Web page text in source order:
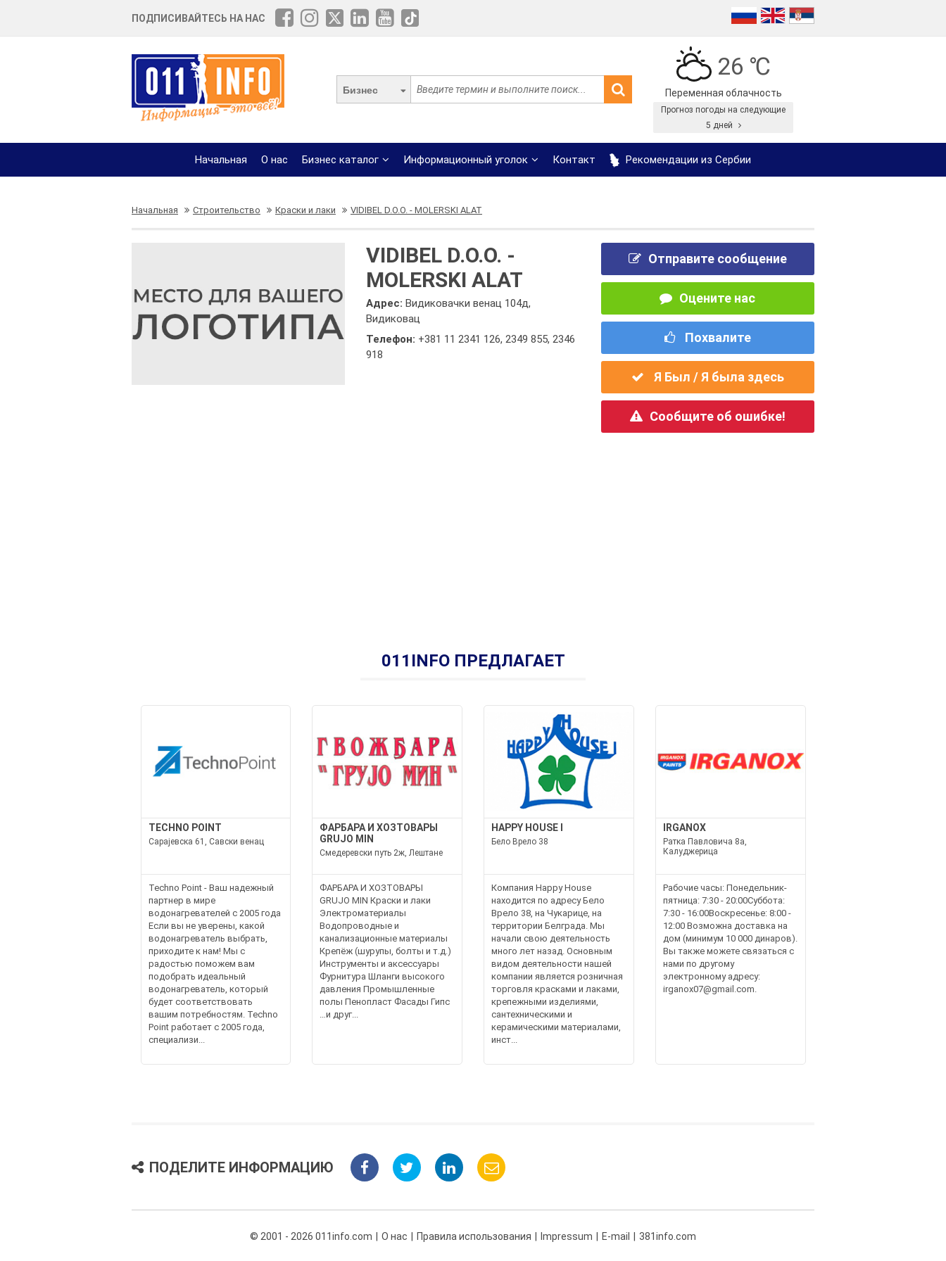
ПОДПИСИВАЙТЕСЬ НА НАС
Бизнес
26 ℃
Переменная облачность
Прогноз погоды на следующие
5 дней
Начальная О нас Бизнес каталог Информационный уголок Контакт Рекомендации из Сербии
Начальная Строительство Краски и лаки VIDIBEL D.O.O. - MOLERSKI ALAT
VIDIBEL D.O.O. -
MOLERSKI ALAT
Адрес:Видиковачки венац 104д,
Видиковац
Телефон: +381 11 2341 126,2349 855,2346
918
Отправите сообщение
Оцените нас
Похвалите
Я Был / Я была здесь
Сообщите об ошибке!
011INFO ПРЕДЛАГАЕТ
TECHNO POINT
Сарајевска 61, Савски венац
Techno Point - Ваш надежный
партнер в мире
водонагревателей с 2005 года
Если вы не уверены, какой
водонагреватель выбрать,
приходите к нам! Мы с
радостью поможем вам
подобрать идеальный
водонагреватель, который
будет соответствовать
вашим потребностям. Techno
Point работает с 2005 года,
специализи...
ФАРБАРА И ХОЗТОВАРЫ
GRUJO MIN
Смедеревски путь 2ж, Лештане
ФАРБАРА И ХОЗТОВАРЫ
GRUJO MIN Краски и лаки
Электроматериалы
Водопроводные и
канализационные материалы
Крепёж (шурупы, болты и т.д.)
Инструменты и аксессуары
Фурнитура Шланги высокого
давления Промышленные
полы Пенопласт Фасады Гипс
…и друг...
HAPPY HOUSE I
Бело Врело 38
Компания Happy House
находится по адресу Бело
Врело 38, на Чукарице, на
территории Белграда. Мы
начали свою деятельность
много лет назад. Основным
видом деятельности нашей
компании является розничная
торговля красками и лаками,
крепежными изделиями,
сантехническими и
керамическими материалами,
инст...
IRGANOX
Ратка Павловича 8а,
Калуджерица
Рабочие часы: Понедельник-
пятница: 7:30 - 20:00Суббота:
7:30 - 16:00Воскресенье: 8:00 -
12:00 Возможна доставка на
дом (минимум 10 000 динаров).
Вы также можете связаться с
нами по другому
электронному адресу:
irganox07@gmail.com.
ПОДЕЛИТЕ ИНФОРМАЦИЮ
© 2001 - 2026 011info.com О нас Правила использования Impressum E-mail 381info.com